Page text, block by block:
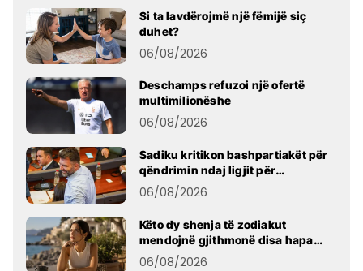
Si ta lavdërojmë një fëmijë siç
duhet?
06/08/2026
Deschamps refuzoi një ofertë
multimilionëshe
06/08/2026
Sadiku kritikon bashpartiakët për
qëndrimin ndaj ligjit për
shtetësinë: Ne është dashur të
protestojmë, nuk e bëmë
06/08/2026
Këto dy shenja të zodiakut
mendojnë gjithmonë disa hapa
përpara
06/08/2026